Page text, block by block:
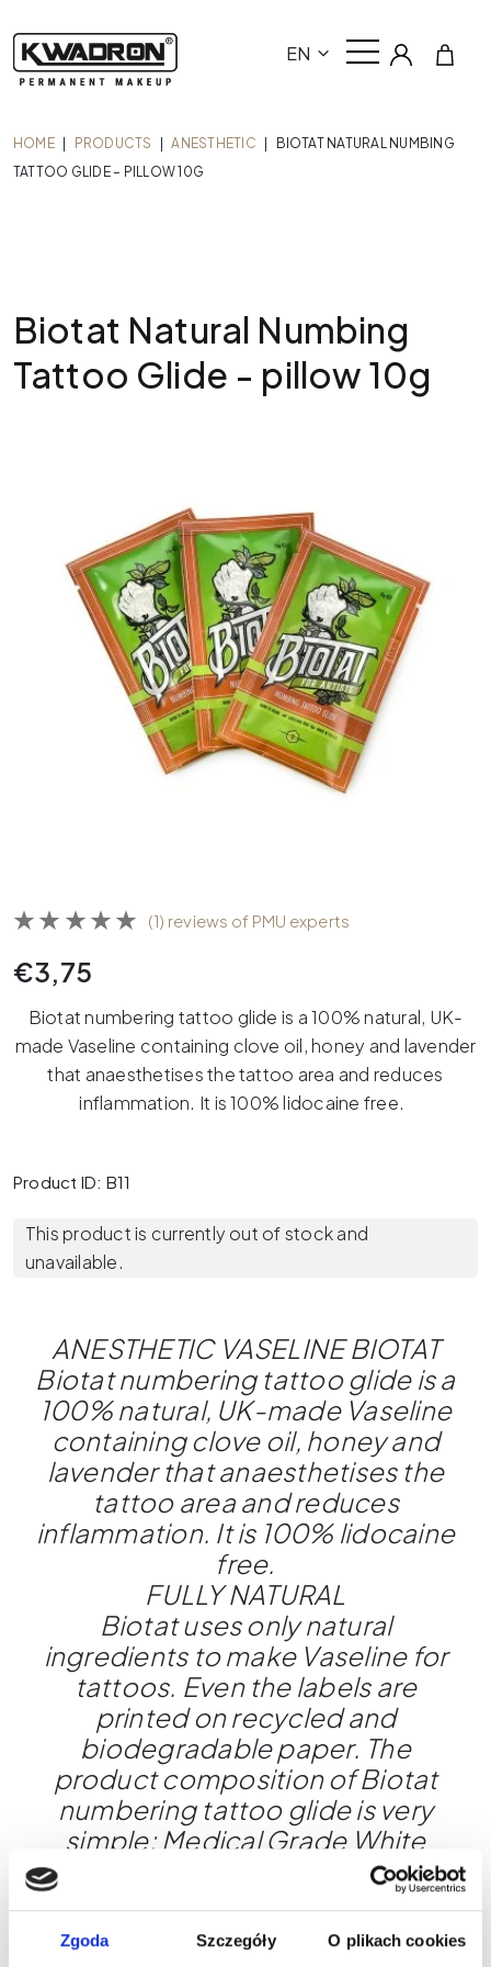
Zgoda Szczegóły O plikach cookies
EN
HOME PRODUCTS ANESTHETIC
BIOTAT NATURAL NUMBING
TATTOO GLIDE – PILLOW 10G
Biotat Natural Numbing
Tattoo Glide - pillow 10g
(1) reviews of PMU experts
€3,75
Biotat numbering tattoo glide is a 100% natural, UK-
made Vaseline containing clove oil, honey and lavender
that anaesthetises the tattoo area and reduces
inflammation. It is 100% lidocaine free.
Product ID: B11
This product is currently out of stock and
unavailable.
ANESTHETIC VASELINE BIOTAT
Biotat numbering tattoo glide is a
100% natural, UK-made Vaseline
containing clove oil, honey and
lavender that anaesthetises the
tattoo area and reduces
inflammation. It is 100% lidocaine
free.
FULLY NATURAL
Biotat uses only natural
ingredients to make Vaseline for
tattoos. Even the labels are
printed on recycled and
biodegradable paper. The
product composition of Biotat
numbering tattoo glide is very
simple: Medical Grade White
Petrolatum, Syzygium
Aromaticum, Glycerol, Honey,
Lavender